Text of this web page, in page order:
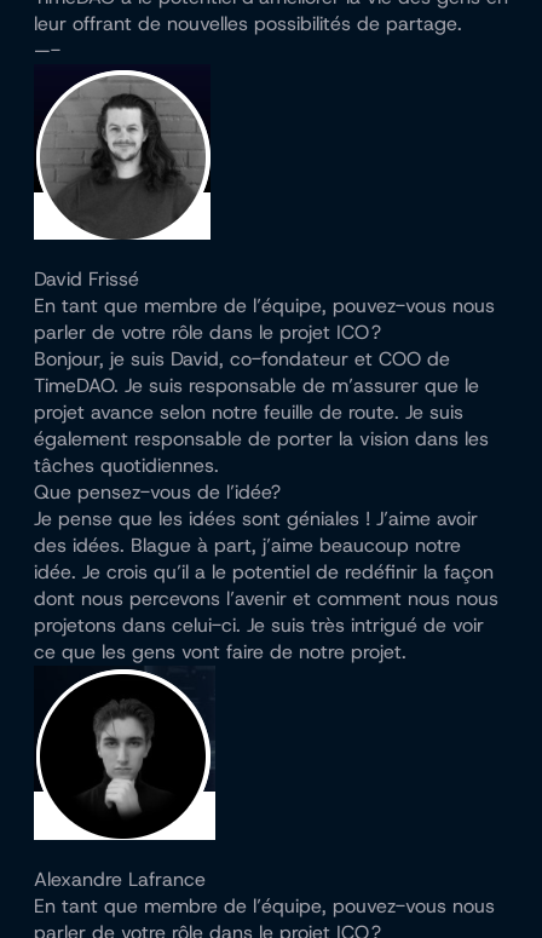
leur offrant de nouvelles possibilités de partage.
—-
David Frissé
En tant que membre de l’équipe, pouvez-vous nous
parler de votre rôle dans le projet ICO ?
Bonjour, je suis David, co-fondateur et COO de
TimeDAO. Je suis responsable de m’assurer que le
projet avance selon notre feuille de route. Je suis
également responsable de porter la vision dans les
tâches quotidiennes.
Que pensez-vous de l’idée?
Je pense que les idées sont géniales ! J’aime avoir
des idées. Blague à part, j’aime beaucoup notre
idée. Je crois qu’il a le potentiel de redéfinir la façon
dont nous percevons l’avenir et comment nous nous
projetons dans celui-ci. Je suis très intrigué de voir
ce que les gens vont faire de notre projet.
Alexandre Lafrance
En tant que membre de l’équipe, pouvez-vous nous
parler de votre rôle dans le projet ICO ?